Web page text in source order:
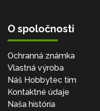
O spoločnosti
Ochranná známka
Vlastná výroba
Náš Hobbytec tím
Kontaktné údaje
Naša história